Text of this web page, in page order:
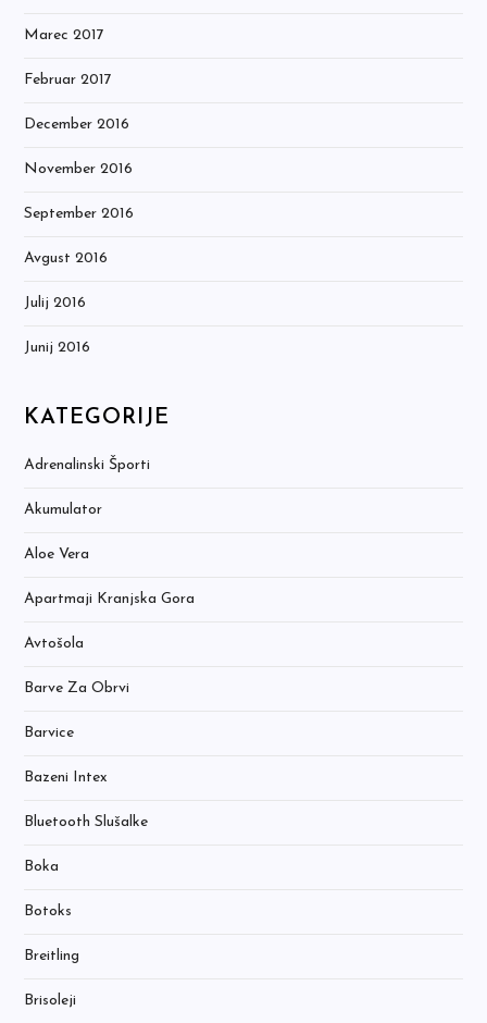
Marec 2017
Februar 2017
December 2016
November 2016
September 2016
Avgust 2016
Julij 2016
Junij 2016
KATEGORIJE
Adrenalinski Športi
Akumulator
Aloe Vera
Apartmaji Kranjska Gora
Avtošola
Barve Za Obrvi
Barvice
Bazeni Intex
Bluetooth Slušalke
Boka
Botoks
Breitling
Brisoleji